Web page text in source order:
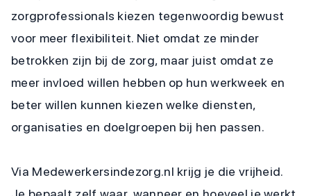
zorgprofessionals kiezen tegenwoordig bewust
voor meer flexibiliteit. Niet omdat ze minder
betrokken zijn bij de zorg, maar juist omdat ze
meer invloed willen hebben op hun werkweek en
beter willen kunnen kiezen welke diensten,
organisaties en doelgroepen bij hen passen.
Via Medewerkersindezorg.nl krijg je die vrijheid.